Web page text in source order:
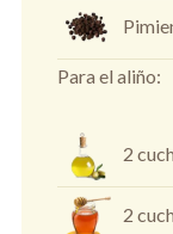
Para el aliño:
2
2